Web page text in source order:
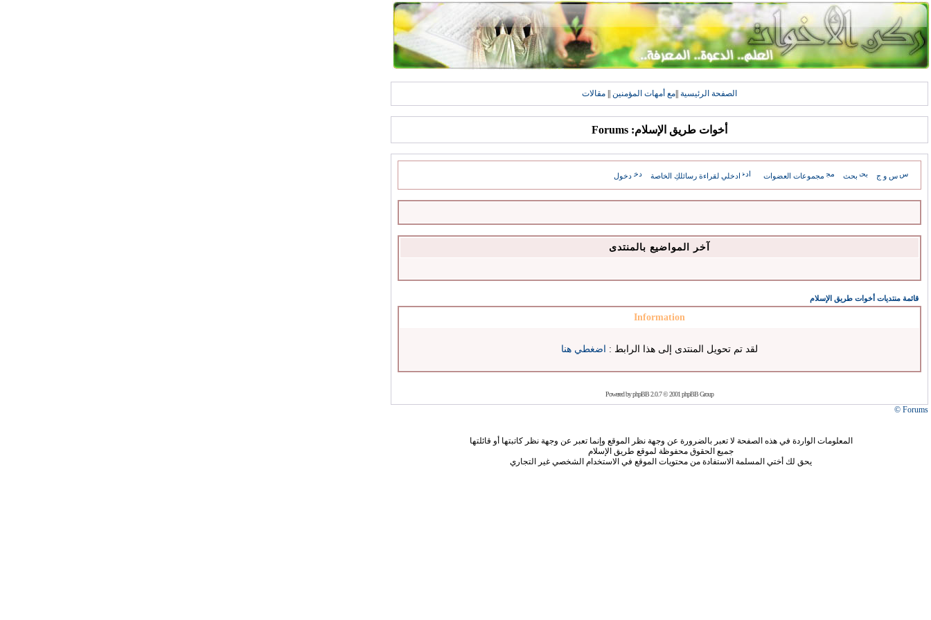
الصفحة الرئيسية مع أمهات المؤمنين مقالات
أخوات طريق الإسلام: Forums
س و ج بحث مجموعات العضوات ادخلي لقراءة رسائلكِ الخاصة دخول
آخر المواضيع بالمنتدى
قائمة منتديات أخوات طريق الإسلام
Information
لقد تم تحويل المنتدى إلى هذا الرابط : اضغطي هنا
Powered byphpBB2.0.7 © 2001 phpBB Group
Forums ©
المعلومات الواردة في هذه الصفحة لا تعبر بالضرورة عن وجهة نظر الموقع وإنما تعبر عن وجهة نظر كاتبتها أو قائلتها
جميع الحقوق محفوظة لموقع طريق الإسلام
يحق لك أختي المسلمة الاستفادة من محتويات الموقع في الاستخدام الشخصي غير التجاري